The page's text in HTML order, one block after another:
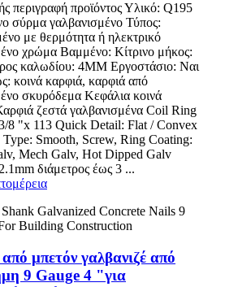
περιγραφή προϊόντος Υλικό: Q195
σύρμα γαλβανισμένο Τύπος:
με θερμότητα ή ηλεκτρικό
χρώμα Βαμμένο: Κίτρινο μήκος:
καλωδίου: 4MM Εργοστάσιο: Ναι
κοινά καρφιά, καρφιά από
σκυρόδεμα Κεφάλια κοινά
ζεστά γαλβανισμένα Coil Ring
8 "x 113 Quick Detail: Flat / Convex
Smooth, Screw, Ring Coating:
Mech Galv, Hot Dipped Galv
διάμετρος έως 3 ...
μπετόν γαλβανιζέ από
9 Gauge 4 "για